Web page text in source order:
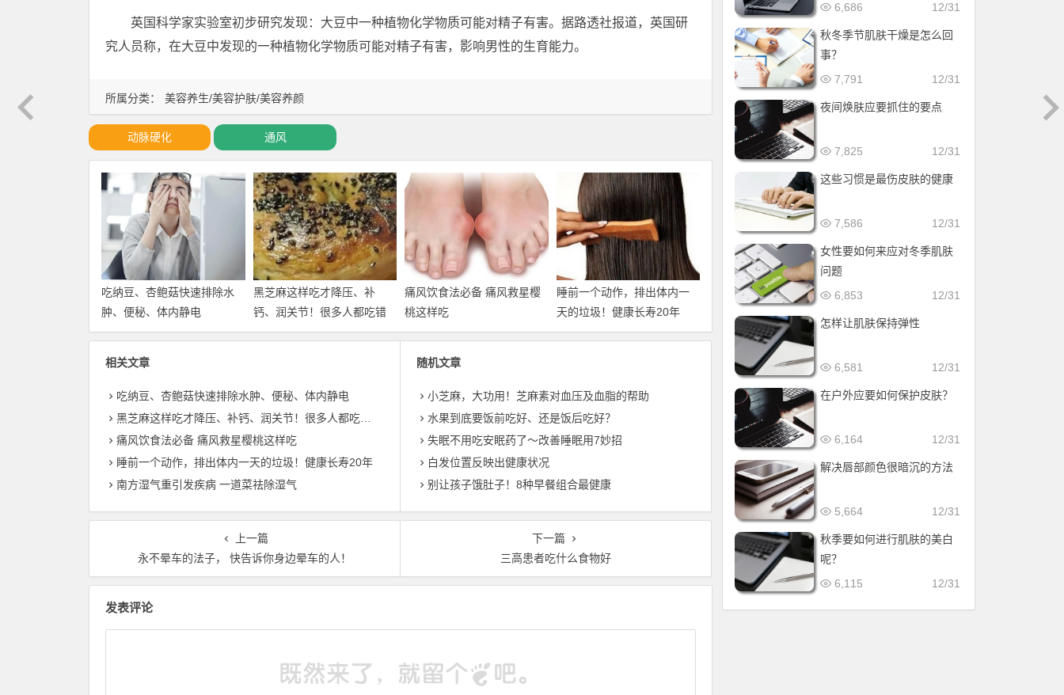
所属分类： 美容养生/美容护肤/美容养颜
英国科学家实验室初步研究发现：大豆中一种植物化学物质可能对精子有害。据路透社报道，英国研
究人员称，在大豆中发现的一种植物化学物质可能对精子有害，影响男性的生育能力。
动脉硬化 通风
吃纳豆、杏鲍菇快速排除水
肿、便秘、体内静电
黑芝麻这样吃才降压、补
钙、润关节！很多人都吃错
了
痛风饮食法必备 痛风救星樱
桃这样吃
睡前一个动作，排出体内一
天的垃圾！健康长寿20年
相关文章
吃纳豆、杏鲍菇快速排除水肿、便秘、体内静电
黑芝麻这样吃才降压、补钙、润关节！很多人都吃错了
痛风饮食法必备 痛风救星樱桃这样吃
睡前一个动作，排出体内一天的垃圾！健康长寿20年
南方湿气重引发疾病 一道菜祛除湿气
随机文章
小芝麻，大功用！芝麻素对血压及血脂的帮助
水果到底要饭前吃好、还是饭后吃好？
失眠不用吃安眠药了〜改善睡眠用7妙招
白发位置反映出健康状况
别让孩子饿肚子！8种早餐组合最健康
上一篇
永不晕车的法子， 快告诉你身边晕车的人！
下一篇
三高患者吃什么食物好
发表评论
12/31
6,686
秋冬季节肌肤干燥是怎么回
事？
12/31
7,791
夜间焕肤应要抓住的要点
12/31
7,825
这些习惯是最伤皮肤的健康
12/31
7,586
女性要如何来应对冬季肌肤
问题
12/31
6,853
怎样让肌肤保持弹性
12/31
6,581
在户外应要如何保护皮肤？
12/31
6,164
解决唇部颜色很暗沉的方法
12/31
5,664
秋季要如何进行肌肤的美白
呢？
12/31
6,115